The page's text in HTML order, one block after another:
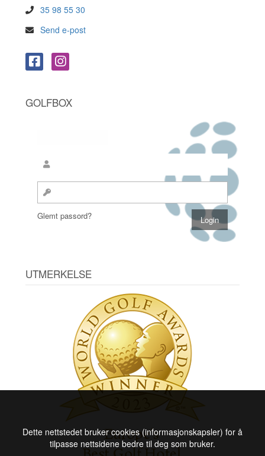
35 98 55 30
Send e-post
GOLFBOX
Glemt passord?
UTMERKELSE
Dette nettstedet bruker cookies (informasjonskapsler) for å
tilpasse nettsidene bedre til deg som bruker.